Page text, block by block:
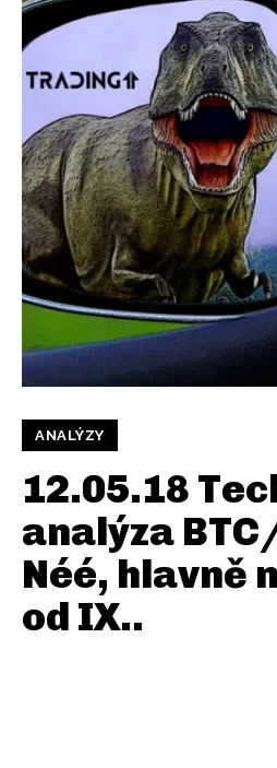
ANALÝZY
12.05.18
analýza
Néé, hlavně
od IX..